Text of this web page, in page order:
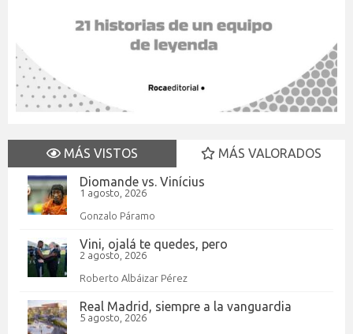
MÁS VISTOS
MÁS VALORADOS
Diomande vs. Vinícius
1 agosto, 2026
Gonzalo Páramo
Vini, ojalá te quedes, pero
2 agosto, 2026
Roberto Albáizar Pérez
Real Madrid, siempre a la vanguardia
5 agosto, 2026